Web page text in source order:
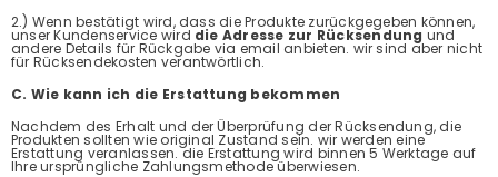
2.) Wenn bestätigt wird, dass die Produkte zurückgegeben können,
unser Kundenservice wird die Adresse zur Rücksendung und
andere Details für Rückgabe via email anbieten. wir sind aber nicht
für Rücksendekosten verantwörtlich.
C. Wie kann ich die Erstattung bekommen
Nachdem des Erhalt und der Überprüfung der Rücksendung, die
Produkten sollten wie original Zustand sein. wir werden eine
Erstattung veranlassen. die Erstattung wird binnen 5 Werktage auf
Ihre ursprüngliche Zahlungsmethode überwiesen.